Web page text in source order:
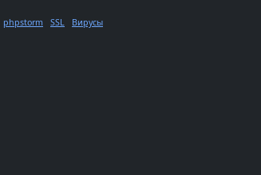
phpstorm SSL Вирусы